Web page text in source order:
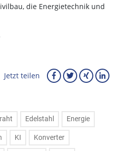
die Energietechnik und
Jetzt teilen
Edelstahl Energie
KI Konverter